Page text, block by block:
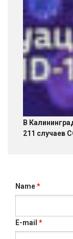
В
211 случаев
Name*
E-mail *